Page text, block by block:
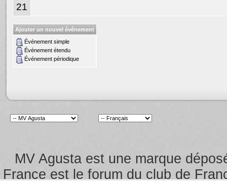
21
Ajouter un nouvel événement
Événement simple
Événement étendu
Événement périodique
MV Agusta est une marque
France est le forum du club de